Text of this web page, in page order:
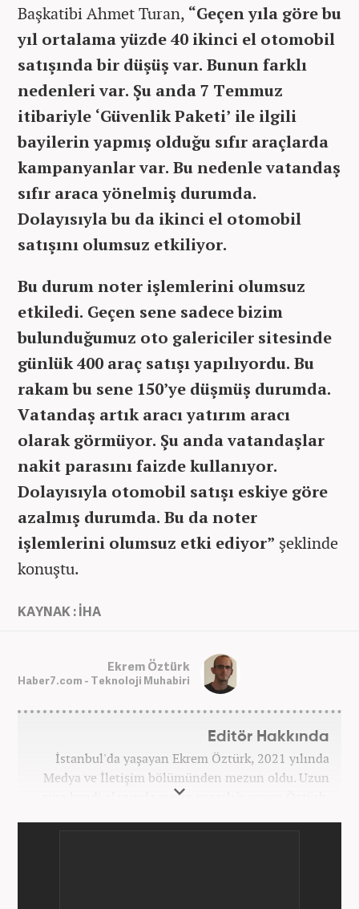
Başkatibi Ahmet Turan, “Geçen yıla göre bu
yıl ortalama yüzde 40 ikinci el otomobil
satışında bir düşüş var. Bunun farklı
nedenleri var. Şu anda 7 Temmuz
itibariyle ‘Güvenlik Paketi’ ile ilgili
bayilerin yapmış olduğu sıfır araçlarda
kampanyanlar var. Bu nedenle vatandaş
sıfır araca yönelmiş durumda.
Dolayısıyla bu da ikinci el otomobil
satışını olumsuz etkiliyor.
Bu durum noter işlemlerini olumsuz
etkiledi. Geçen sene sadece bizim
bulunduğumuz oto galericiler sitesinde
günlük 400 araç satışı yapılıyordu. Bu
rakam bu sene 150’ye düşmüş durumda.
Vatandaş artık aracı yatırım aracı
olarak görmüyor. Şu anda vatandaşlar
nakit parasını faizde kullanıyor.
Dolayısıyla otomobil satışı eskiye göre
azalmış durumda. Bu da noter
işlemlerini olumsuz etki ediyor” şeklinde
konuştu.
KAYNAK : İHA
Ekrem Öztürk
Haber7.com - Teknoloji Muhabiri
Editör Hakkında
İstanbul'da yaşayan Ekrem Öztürk, 2021 yılında
Medya ve İletişim bölümünden mezun oldu. Uzun
süre kendi alanında metin yazarlığı yapan Öztürk,